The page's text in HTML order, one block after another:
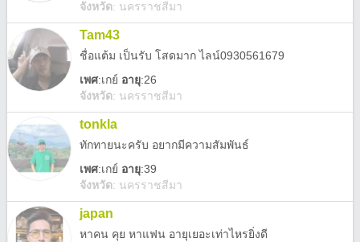
จังหวัด: นครราชสีมา
Tam43
ชื่อแต้ม เป็นรับ โสดมาก ไลน์0930561679
เพศ:เกย์ อายุ:26
จังหวัด: นครราชสีมา
tonkla
ทักทายนะครับ อยากมีความสัมพันธ์
เพศ:เกย์ อายุ:39
จังหวัด: นครราชสีมา
japan
หาคน คุย หาแฟน อายุเยอะเท่าไหรยิ่งดี